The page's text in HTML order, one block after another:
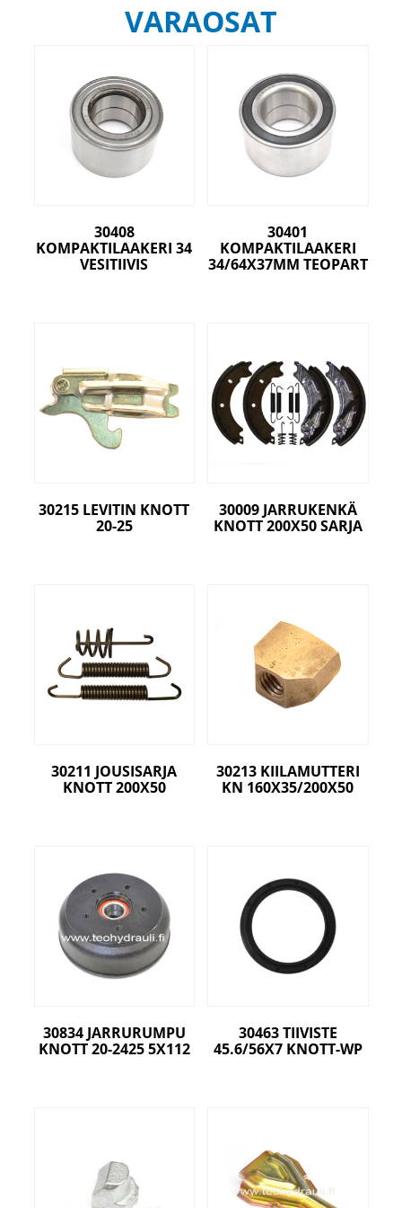
VARAOSAT
30408
KOMPAKTILAAKERI 34
VESITIIVIS
30401
KOMPAKTILAAKERI
34/64X37MM TEOPART
30215 LEVITIN KNOTT
20-25
30009 JARRUKENKÄ
KNOTT 200X50 SARJA
30211 JOUSISARJA
KNOTT 200X50
30213 KIILAMUTTERI
KN 160X35/200X50
30834 JARRURUMPU
KNOTT 20-2425 5X112
30463 TIIVISTE
45.6/56X7 KNOTT-WP